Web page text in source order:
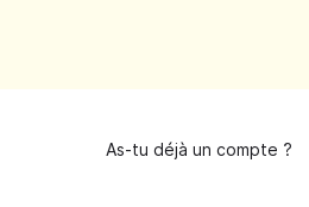
As-tu déjà un compte ?